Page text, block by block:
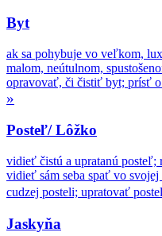
Byt
ak sa pohybuje vo veľkom,
malom, neútulnom,
opravovať, či čistiť byt; prísť
»
Posteľ/ Lôžko
vidieť čistú a upratanú posteľ;
vidieť sám seba spať vo
cudzej posteli; upratovať
Jaskyňa